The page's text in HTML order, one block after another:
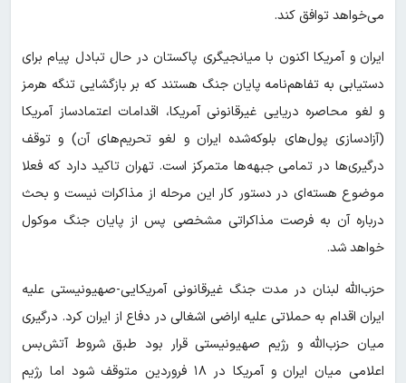
می‌خواهد توافق کند.
ایران و آمریکا اکنون با میانجیگری پاکستان در حال تبادل پیام برای
دستیابی به تفاهم‌نامه پایان جنگ هستند که بر بازگشایی تنگه هرمز
و لغو محاصره دریایی غیرقانونی آمریکا، اقدامات اعتمادساز آمریکا
(آزادسازی پول‌های بلوکه‌شده ایران و لغو تحریم‌های آن) و توقف
درگیری‌ها در تمامی جبهه‌ها متمرکز است. تهران تاکید دارد که فعلا
موضوع هسته‌ای در دستور کار این مرحله از مذاکرات نیست و بحث
درباره آن به فرصت مذاکراتی مشخصی پس از پایان جنگ موکول
خواهد شد.
حزب‌الله لبنان در مدت جنگ غیرقانونی آمریکایی-صهیونیستی علیه
ایران اقدام به حملاتی علیه اراضی اشغالی در دفاع از ایران کرد. درگیری
میان حزب‌الله و رژیم صهیونیستی قرار بود طبق شروط آتش‌بس
اعلامی میان ایران و آمریکا در ۱۸ فروردین متوقف شود اما رژیم